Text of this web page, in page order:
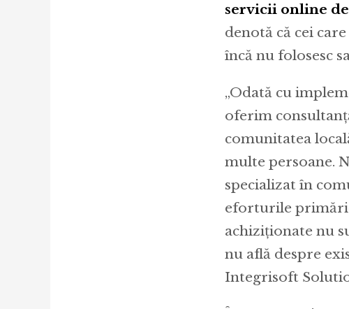
servicii online
denotă că cei
încă nu folosesc
„Odată cu
oferim
comunitatea
multe persoane.
specializat în
eforturile
achiziționate nu
nu află despre
Integrisoft